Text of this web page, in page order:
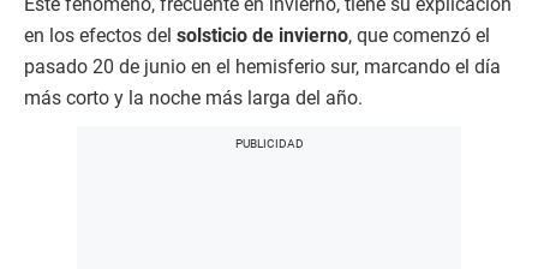
en los efectos del solsticio de invierno, que comenzó el
pasado 20 de junio en el hemisferio sur, marcando el día
más corto y la noche más larga del año.